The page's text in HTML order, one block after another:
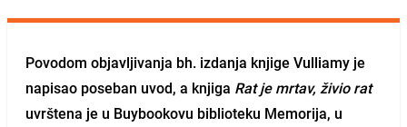
Povodom objavljivanja bh. izdanja knjige Vulliamy je
napisao poseban uvod, a knjiga Rat je mrtav, živio rat
uvrštena je u Buybookovu biblioteku Memorija, u